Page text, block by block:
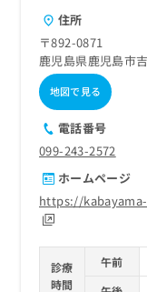
住所
〒892-0871
鹿児島県鹿児島市
地図で見る
電話番号
099-243-2572
ホームページ
https://
診療
時間
午前